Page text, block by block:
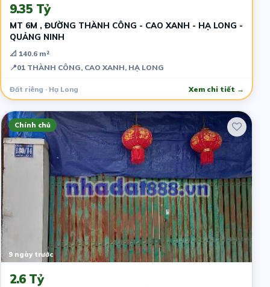
9.35 Tỷ
MT 6M , ĐƯỜNG THÀNH CÔNG - CAO XANH - HẠ LONG -
QUẢNG NINH
📐 140.6 m²
📍01 THÀNH CÔNG, CAO XANH, HẠ LONG
Đất riêng · Hạ Long Xem chi tiết →
Chính chủ
9 ngày trước
2.6 Tỷ